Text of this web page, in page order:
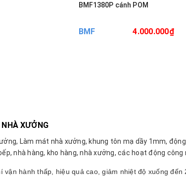
BMF1380P cánh POM
BMF 4.000.000₫
XƯỞNG
Làm mát nhà xưởng, khung tôn mạ dầy 1mm,
nhà hàng, kho hàng, nhà xưởng, các hoạt động
vận hành thấp, hiệu quả cao, giảm nhiệt độ xuống